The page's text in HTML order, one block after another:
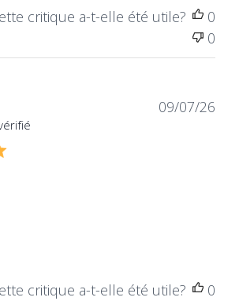
critique a-t-elle été utile?
0
0
09/07/26
critique a-t-elle été utile?
0